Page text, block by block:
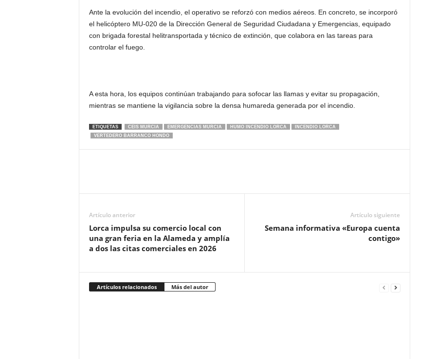
Ante la evolución del incendio, el operativo se reforzó con medios aéreos. En concreto, se incorporó
el helicóptero MU-020 de la Dirección General de Seguridad Ciudadana y Emergencias, equipado
con brigada forestal helitransportada y técnico de extinción, que colabora en las tareas para
controlar el fuego.
A esta hora, los equipos continúan trabajando para sofocar las llamas y evitar su propagación,
mientras se mantiene la vigilancia sobre la densa humareda generada por el incendio.
ETIQUETAS CEIS MURCIA EMERGENCIAS MURCIA HUMO INCENDIO LORCA
INCENDIO LORCA
VERTEDERO BARRANCO HONDO
Artículo anterior
Lorca impulsa su comercio local con
una gran feria en la Alameda y amplía
a dos las citas comerciales en 2026
Artículo siguiente
Semana informativa «Europa cuenta
contigo»
Artículos relacionados Más del autor